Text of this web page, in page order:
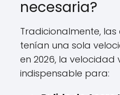
necesaria?
Tradicionalmente,
tenían una sola
en 2026, la velocidad
indispensable para: